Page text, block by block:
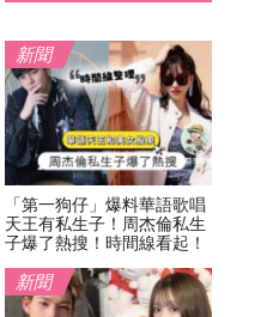
新聞
「第一狗仔」爆料華語歌唱
天王有私生子！周杰倫私生
子爆了熱搜！時間線看起！
新聞